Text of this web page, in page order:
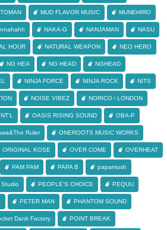
MUD FLAVOR MUSIC MUNEHIRO
NAKA-G NANJAMAN NASU
HOUR NATURAL WEAPON NEO HERO
NG HEA NG HEAD NGHEAD
NINJA FORCE NINJA ROCK NITS
NOISE VIBEZ NORICO♀LONDON
OASIS RISING SOUND OBA-P
Ruler ONEROOTS MUSIC WORKS
ORIGINAL KOSE OVER COME OVERHEAT
PAM PAM PAPA B papamush
PEOPLE'S CHOICE PEQUU
PETER MAN PHANTOM SOUND
Dank Factory POINT BREAK